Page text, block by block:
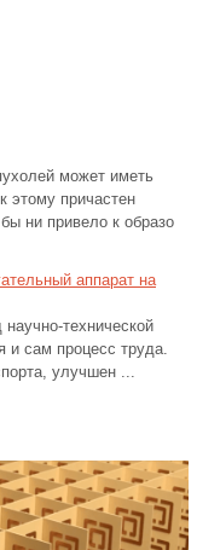
может иметь
этому причастен
ни привело к образо
аппарат на
технической
и сам процесс труда.
улучшен ...